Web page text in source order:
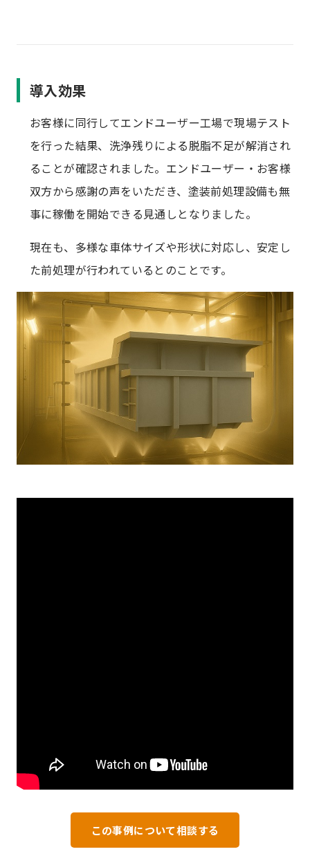
導入効果
お客様に同行してエンドユーザー工場で現場テスト
を行った結果、洗浄残りによる脱脂不足が解消され
ることが確認されました。エンドユーザー・お客様
双方から感謝の声をいただき、塗装前処理設備も無
事に稼働を開始できる見通しとなりました。
現在も、多様な車体サイズや形状に対応し、安定し
た前処理が行われているとのことです。
この事例について相談する